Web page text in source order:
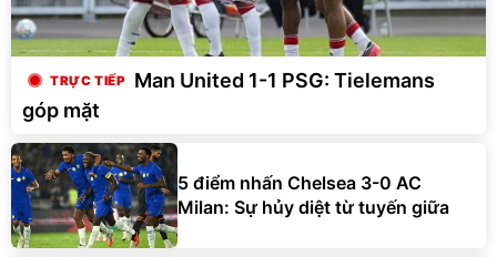
Man United 1-1 PSG: Tielemans
góp mặt
5 điểm nhấn Chelsea 3-0 AC
Milan: Sự hủy diệt từ tuyến giữa